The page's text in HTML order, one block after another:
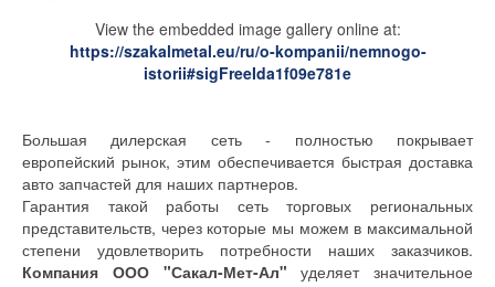
View the embedded image gallery online at:
https://szakalmetal.eu/ru/o-kompanii/nemnogo-
istorii#sigFreeIda1f09e781e
Большая дилерская сеть - полностью покрывает
европейский рынок, этим обеспечивается быстрая доставка
авто запчастей для наших партнеров.
Гарантия такой работы сеть торговых региональных
представительств, через которые мы можем в максимальной
степени удовлетворить потребности наших заказчиков.
Компания ООО "Сакал-Мет-Ал" уделяет значительное